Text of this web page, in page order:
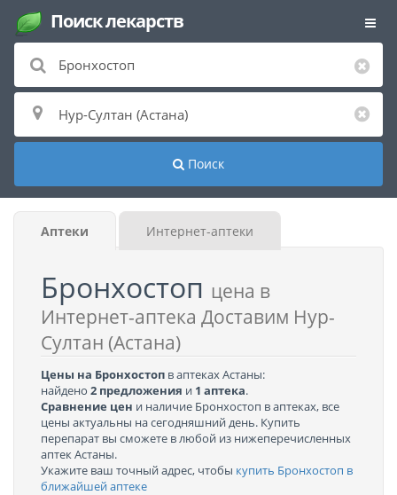
Поиск лекарств
Поиск
Аптеки Интернет-аптеки
Бронхостоп цена в
Интернет-аптека Доставим Нур-
Султан (Астана)
Цены на Бронхостоп в аптеках Астаны:
найдено 2 предложения и 1 аптека.
Сравнение цен и наличие Бронхостоп в аптеках, все
цены актуальны на сегодняшний день. Купить
перепарат вы сможете в любой из нижеперечисленных
аптек Астаны.
Укажите ваш точный адрес, чтобы купить Бронхостоп в
ближайшей аптеке